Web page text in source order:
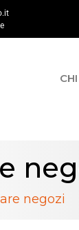
negozi